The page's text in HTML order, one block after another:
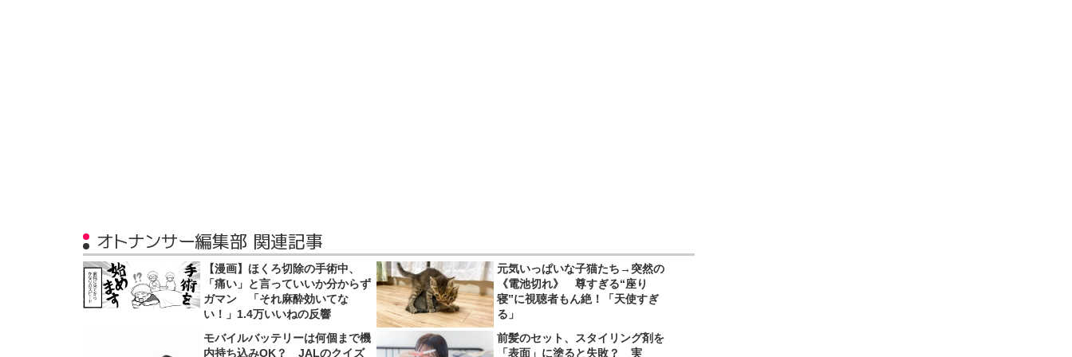
オトナンサー編集部 関連記事
【漫画】ほくろ切除の手術中、
「痛い」と言っていいか分からず
ガマン 「それ麻酔効いてな
い！」1.4万いいねの反響
元気いっぱいな子猫たち→突然の
《電池切れ》 尊すぎる“座り
寝”に視聴者もん絶！「天使すぎ
る」
モバイルバッテリーは何個まで機
内持ち込みOK？ JALのクイズ
前髪のセット、スタイリング剤を
「表面」に塗ると失敗？ 実